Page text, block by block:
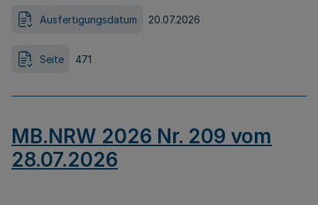
Ausfertigungsdatum 20.07.2026
Seite 471
MB.NRW 2026 Nr. 209 vom
28.07.2026